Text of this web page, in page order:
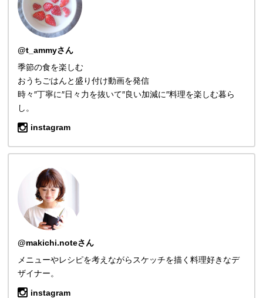
@t_ammyさん
季節の食を楽しむ
おうちごはんと盛り付け動画を発信
時々″丁寧に″日々力を抜いて″良い加減に″料理を楽しむ暮ら
し。
instagram
@makichi.noteさん
メニューやレシピを考えながらスケッチを描く料理好きなデ
ザイナー。
instagram